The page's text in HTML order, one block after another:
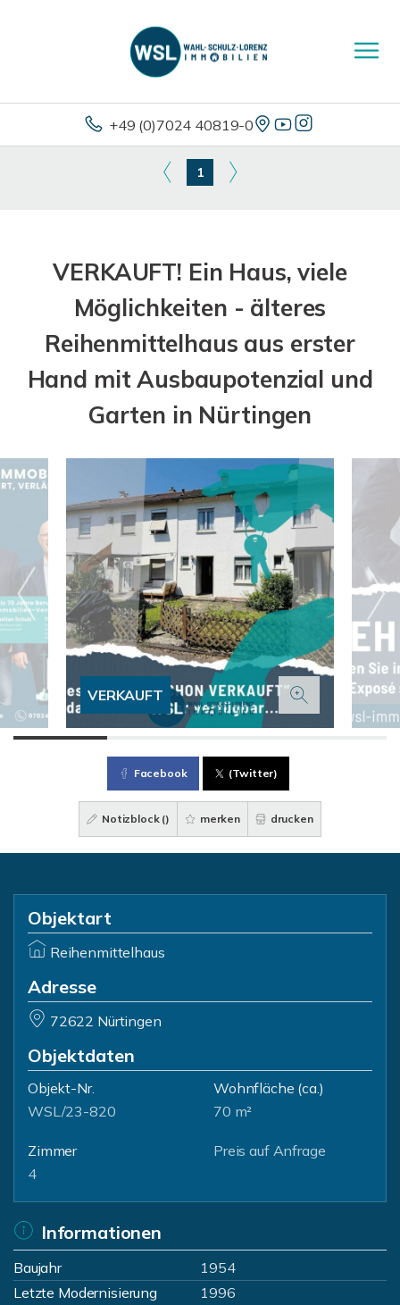
+49 (0)7024 40819-0
1
VERKAUFT! Ein Haus, viele
Möglichkeiten - älteres
Reihenmittelhaus aus erster
Hand mit Ausbaupotenzial und
Garten in Nürtingen
VERKAUFT
Facebook (Twitter)
Notizblock () merken drucken
Objektart
Reihenmittelhaus
Adresse
72622 Nürtingen
Objektdaten
Objekt-Nr.
WSL/23-820
Wohnfläche (ca.)
70 m²
Zimmer
4
Preis auf Anfrage
Informationen
Baujahr
1954
Letzte Modernisierung
1996